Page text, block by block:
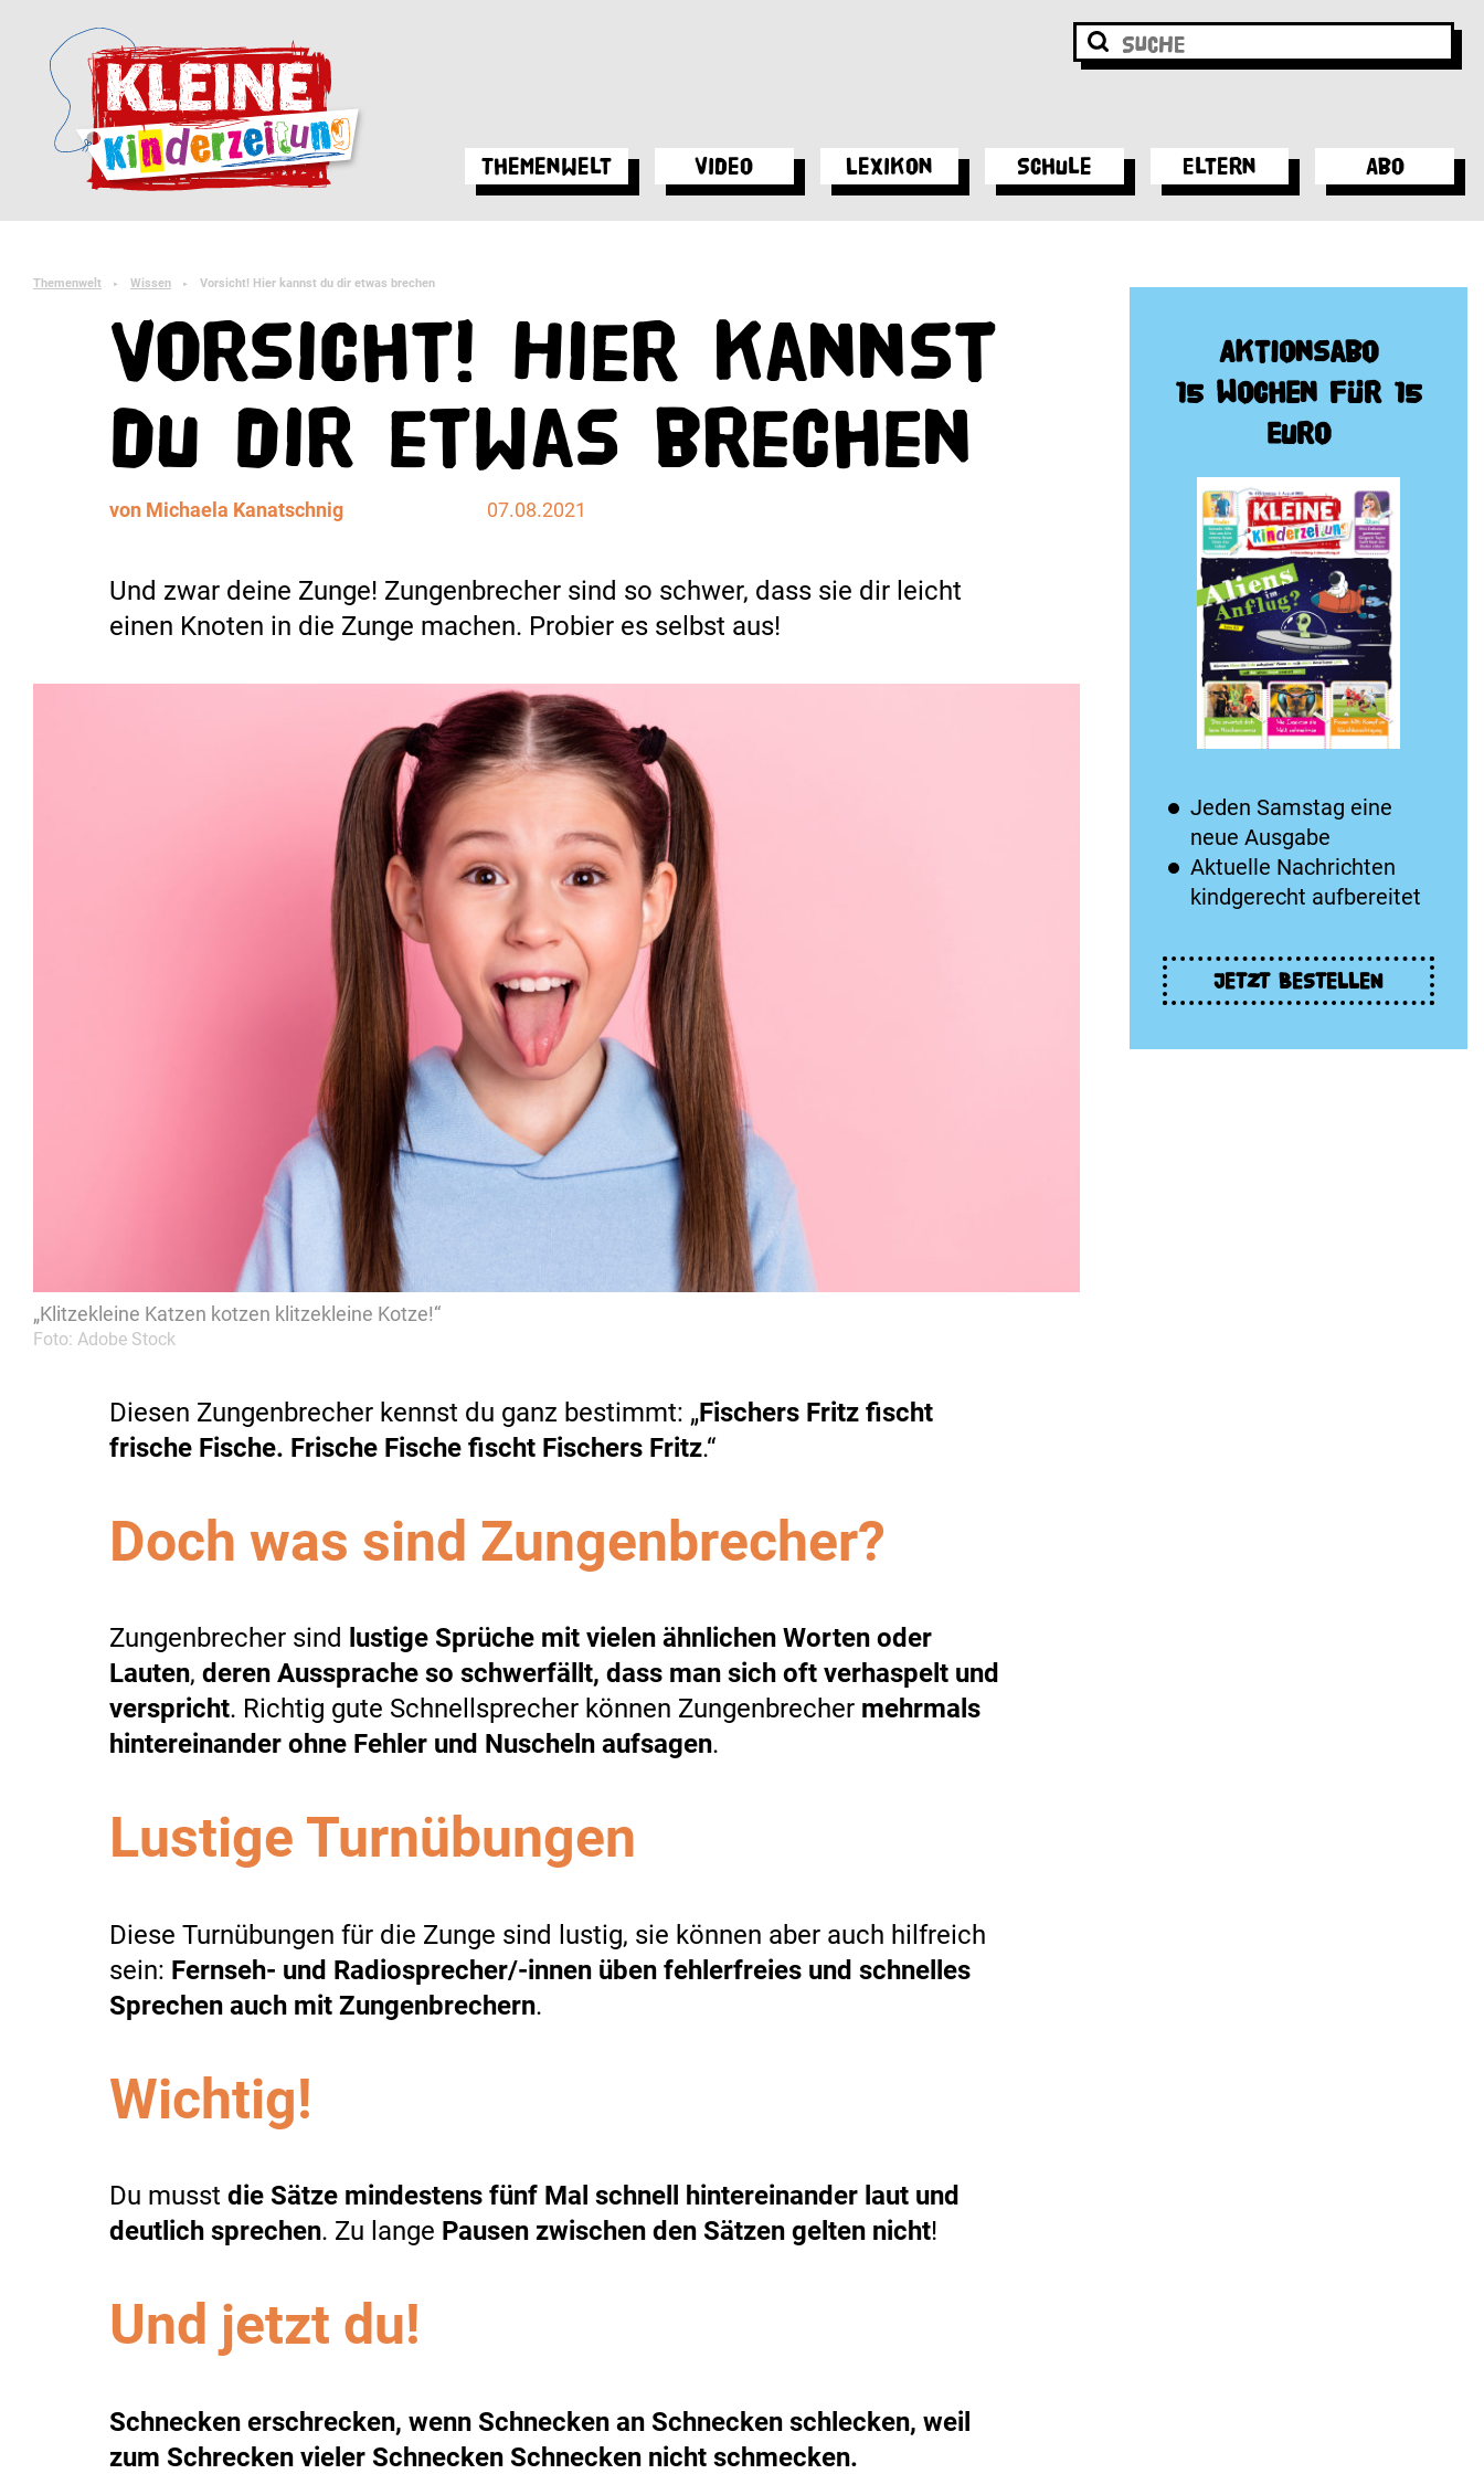
Themenwelt Video Lexikon Schule Eltern Abo
Themenwelt ► Wissen ► Vorsicht! Hier kannst du dir etwas brechen
Vorsicht! Hier kannst
du dir etwas brechen
von Michaela Kanatschnig 07.08.2021
Und zwar deine Zunge! Zungenbrecher sind so schwer, dass sie dir leicht
einen Knoten in die Zunge machen. Probier es selbst aus!
„Klitzekleine Katzen kotzen klitzekleine Kotze!“
Foto: Adobe Stock
Diesen Zungenbrecher kennst du ganz bestimmt: „Fischers Fritz fischt
frische Fische. Frische Fische fischt Fischers Fritz.“
Doch was sind Zungenbrecher?
Zungenbrecher sind
lustige Sprüche mit vielen ähnlichen Worten oder
Lauten, deren Aussprache so schwerfällt, dass man sich oft verhaspelt und
verspricht. Richtig gute Schnellsprecher können Zungenbrecher mehrmals
hintereinander ohne Fehler und Nuscheln aufsagen.
Lustige Turnübungen
Diese Turnübungen für die Zunge sind lustig, sie können aber auch hilfreich
sein: Fernseh- und Radiosprecher/-innen üben fehlerfreies und schnelles
Sprechen auch mit Zungenbrechern.
Wichtig!
Du musst die Sätze mindestens fünf Mal schnell hintereinander laut und
deutlich sprechen. Zu lange Pausen zwischen den Sätzen gelten nicht!
Und jetzt du!
Schnecken erschrecken, wenn Schnecken an Schnecken schlecken, weil
zum Schrecken vieler Schnecken Schnecken nicht schmecken.
Aktionsabo
15 Wochen für 15
Euro
Jeden Samstag eine
neue Ausgabe
Aktuelle Nachrichten
kindgerecht aufbereitet
JETZT BESTELLEN